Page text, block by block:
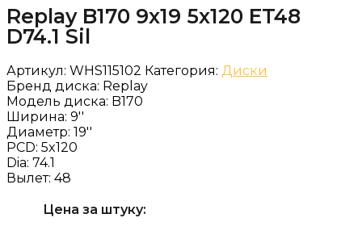
Replay B170 9x19 5x120 ET48
D74.1 Sil
Артикул: WHS115102 Категория: Диски
Бренд диска: Replay
Модель диска: B170
Ширина: 9''
Диаметр: 19''
PCD: 5x120
Dia: 74.1
Вылет: 48
Цена за штуку: